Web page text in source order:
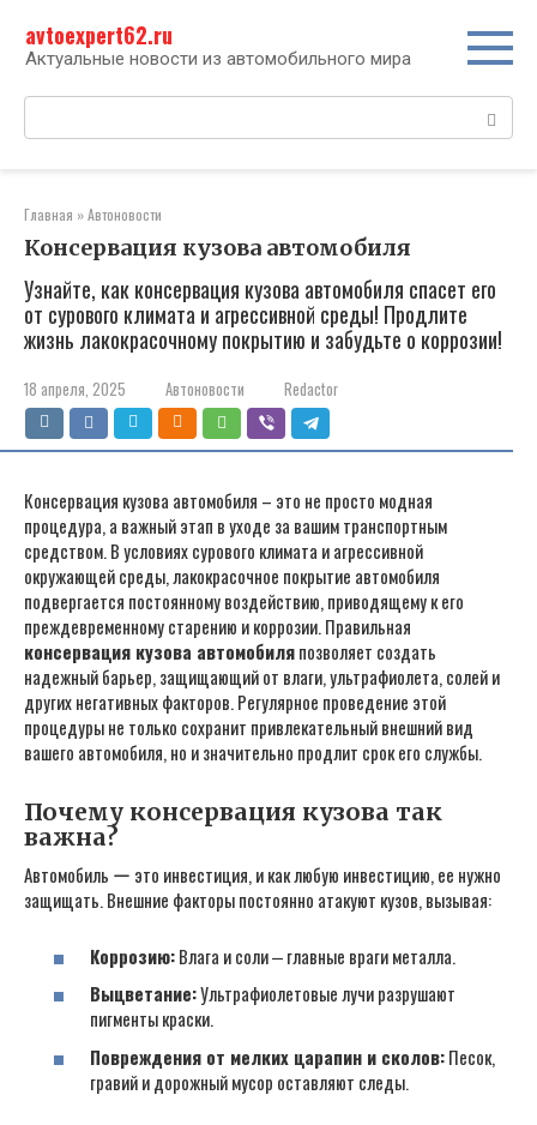
контенту
avtoexpert62.ru
Актуальные новости из автомобильного мира
Поиск:
Главная »Автоновости
Консервация кузова автомобиля
Узнайте, как консервация кузова автомобиля спасет его
от сурового климата и агрессивной среды! Продлите
жизнь лакокрасочному покрытию и забудьте о коррозии!
18 апреля, 2025 Автоновости Redactor
Консервация кузова автомобиля – это не просто модная
процедура, а важный этап в уходе за вашим транспортным
средством. В условиях сурового климата и агрессивной
окружающей среды, лакокрасочное покрытие автомобиля
подвергается постоянному воздействию, приводящему к его
преждевременному старению и коррозии. Правильная
консервация кузова автомобиляпозволяет создать
надежный барьер, защищающий от влаги, ультрафиолета, солей и
других негативных факторов. Регулярное проведение этой
процедуры не только сохранит привлекательный внешний вид
вашего автомобиля, но и значительно продлит срок его службы.
Почему консервация кузова так
важна?
Автомобиль ー это инвестиция, и как любую инвестицию, ее нужно
защищать. Внешние факторы постоянно атакуют кузов, вызывая:
Коррозию:Влага и соли ⎼ главные враги металла.
Выцветание:Ультрафиолетовые лучи разрушают
пигменты краски.
Повреждения от мелких царапин и сколов:Песок,
гравий и дорожный мусор оставляют следы.